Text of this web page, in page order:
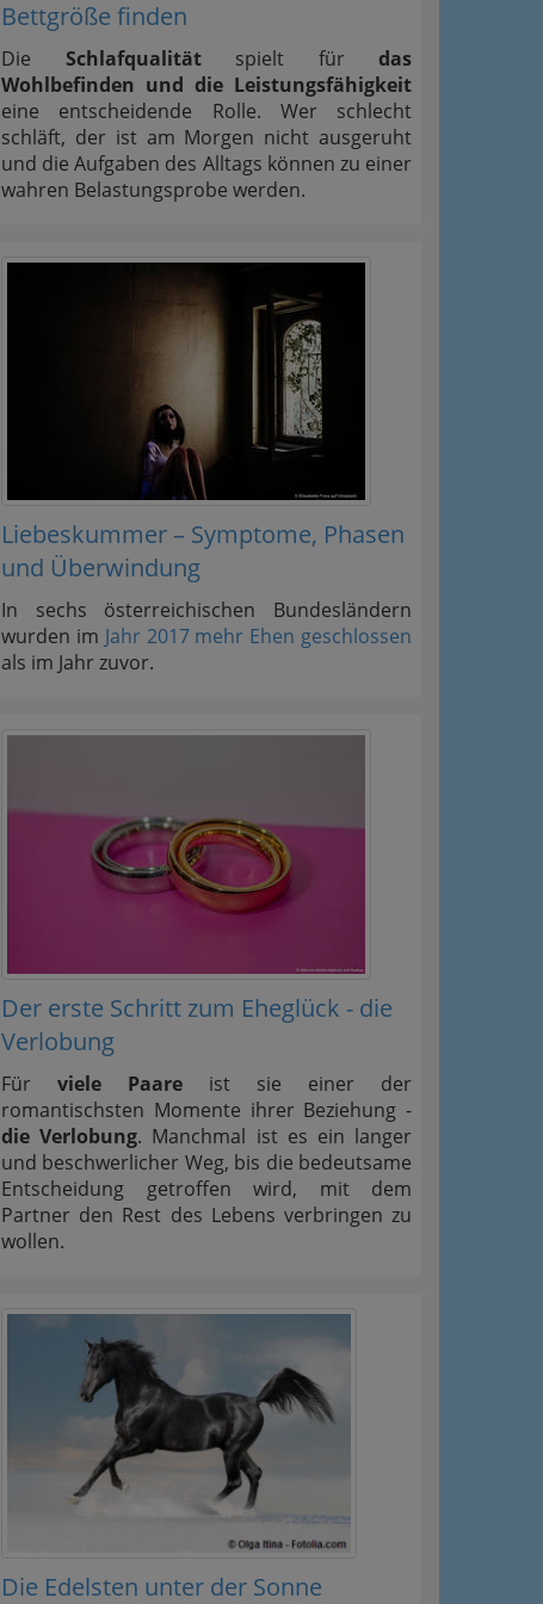
Bettgröße finden
Die Schlafqualitätspielt für das
Wohlbefinden und die Leistungsfähigkeit
eine entscheidende Rolle. Wer schlecht
schläft, der ist am Morgen nicht ausgeruht
und die Aufgaben des Alltags können zu einer
wahren Belastungsprobe werden.
Liebeskummer – Symptome, Phasen
und Überwindung
In sechs österreichischen Bundesländern
wurden im Jahr 2017 mehr Ehen geschlossen
als im Jahr zuvor.
Der erste Schritt zum Eheglück - die
Verlobung
Für viele Paare ist sie einer der
romantischsten Momente ihrer Beziehung -
die Verlobung. Manchmal ist es ein langer
und beschwerlicher Weg, bis die bedeutsame
Entscheidung getroffen wird, mit dem
Partner den Rest des Lebens verbringen zu
wollen.
Die Edelsten unter der Sonne